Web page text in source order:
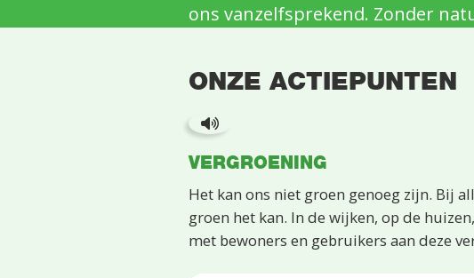
ons vanzelfsprekend. Zonder
ONZE ACTIEPUNTEN
VERGROENING
Het kan ons niet groen genoeg zijn. Bij
groen het kan. In de wijken, op de
met bewoners en gebruikers aan deze